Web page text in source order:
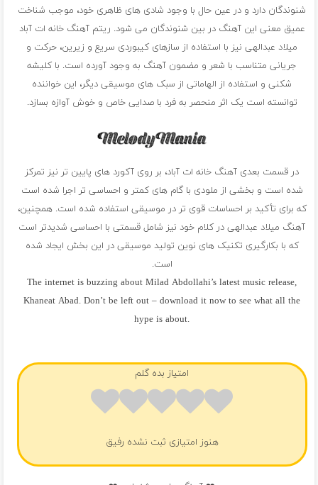
شنوندگان دارد و در عین حال با وجود شادی های ظاهری خود، موجب شناخت
عمیق معنی این آهنگ در بین شنوندگان می شود. ریتم آهنگ خانه ات آباد
میلاد عبدالهی نیز با استفاده از سازهای کیبوردی سریع و زیرین، حرکت و
جریانی متناسب با شعر و مضمون آهنگ به وجود آورده است. با کلیشه
شکنی و استفاده از الهاماتی از سبک های موسیقی دیگر، این خواننده
توانسته است یک اثر منحصر به فرد با صدایی خاص و خوش آوازه بسازد.
در قسمت بعدی آهنگ خانه ات آباد، بر روی آکورد های پایین تر نیز تمرکز
شده است و بخشی از ملودی با گام های کمتر و احساسی تر اجرا شده است
که برای تأکید بر احساسات قوی تر در موسیقی استفاده شده است. همچنین،
آهنگ میلاد عبدالهی در کلام خود نیز شامل قسمتی با احساسی شدیدتر است
که با بکارگیری تکنیک های نوین تولید موسیقی در این بخش ایجاد شده
است.
The internet is buzzing about Milad Abdollahi’s latest music release,
Khaneat Abad. Don’t be left out – download it now to see what all the
hype is about.
امتیاز بده گلم
هنوز امتیازی ثبت نشده رفیق